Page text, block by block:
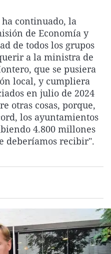
Gente viajera
Como el perro y el
Retornados
Equipo de
Operación Viuda
Galicia
La Rioja
Navarra
País Vasco
Televisión
Elecciones
ha continuado, la
de Economía y
de todos los grupos
a la ministra de
que se pusiera
local, y cumpliera
en julio de 2024
otras cosas, porque,
los ayuntamientos
4.800 millones
deberíamos recibir".